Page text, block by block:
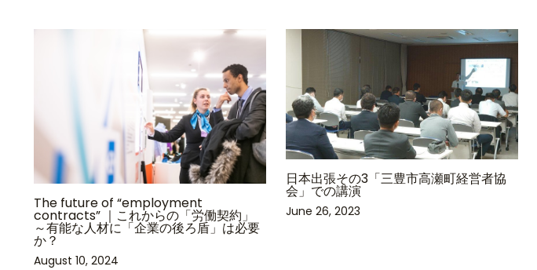
The future of “employment
contracts” ｜これからの「労働契約」
～有能な人材に「企業の後ろ盾」は必要
か？
August 10, 2024
日本出張その3「三豊市高瀬町経営者協
会」での講演
June 26, 2023